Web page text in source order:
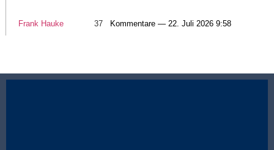
Frank Hauke 37 Kommentare — 22. Juli 2026 9:58